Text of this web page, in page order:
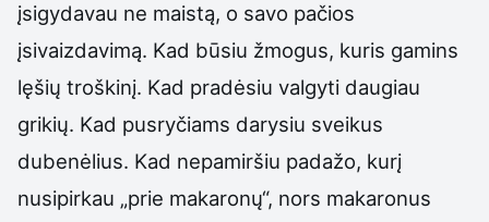
įsigydavau ne maistą, o savo pačios
įsivaizdavimą. Kad būsiu žmogus, kuris gamins
lęšių troškinį. Kad pradėsiu valgyti daugiau
grikių. Kad pusryčiams darysiu sveikus
dubenėlius. Kad nepamiršiu padažo, kurį
nusipirkau „prie makaronų“, nors makaronus